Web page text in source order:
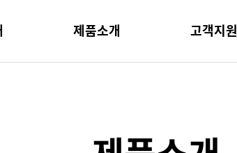
제품소개 고객지원